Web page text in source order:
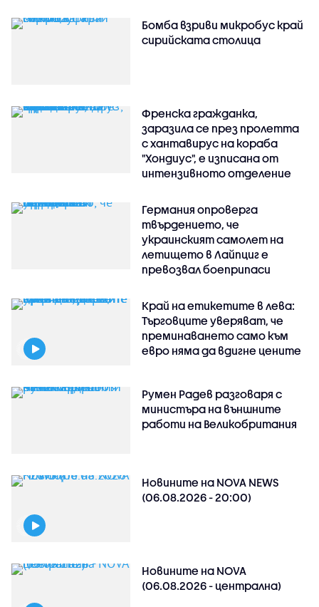
Бомба взриви микробус край
сирийската столица
Френска гражданка,
заразила се през пролетта
с хантавирус на кораба
"Хондиус", е изписана от
интензивното отделение
Германия опроверга
твърдението, че
украинският самолет на
летището в Лайпциг е
превозвал боеприпаси
Край на етикетите в лева:
Търговците уверяват, че
преминаването само към
евро няма да вдигне цените
Румен Радев разговаря с
министъра на външните
работи на Великобритания
Новините на NOVA NEWS
(06.08.2026 - 20:00)
Новините на NOVA
(06.08.2026 - централна)